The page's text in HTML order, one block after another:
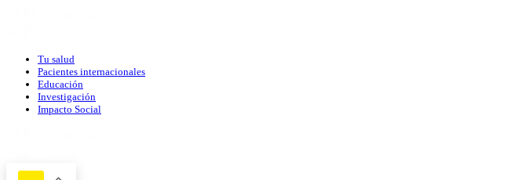
Tu salud
Pacientes internacionales
Educación
Investigación
Impacto Social